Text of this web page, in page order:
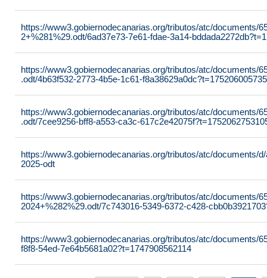
https://www3.gobiernodecanarias.org/tributos/atc/documents/
2+%281%29.odt/6ad37e73-7e61-fdae-3a14-
https://www3.gobiernodecanarias.org/tributos/atc/documents/
.odt/4b63f532-2773-4b5e-1c61-
https://www3.gobiernodecanarias.org/tributos/atc/documents/
.odt/7cee9256-bff8-a553-ca3c-
https://www3.gobiernodecanarias.org/tributos/atc/documents/
2025-odt
https://www3.gobiernodecanarias.org/tributos/atc/documents/
2024+%282%29.odt/7c743016-5349-6372-c428-
https://www3.gobiernodecanarias.org/tributos/atc/documents/
f8f8-54ed-7e64b5681a02?t=1747908562114